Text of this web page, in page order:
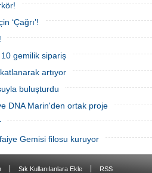
‘Çağrı’!
10 gemilik sipariş
artıyor
buluşturdu
DNA Marin'den ortak proje
Gemisi filosu kuruyor
Sık Kullanılanlara Ekle RSS